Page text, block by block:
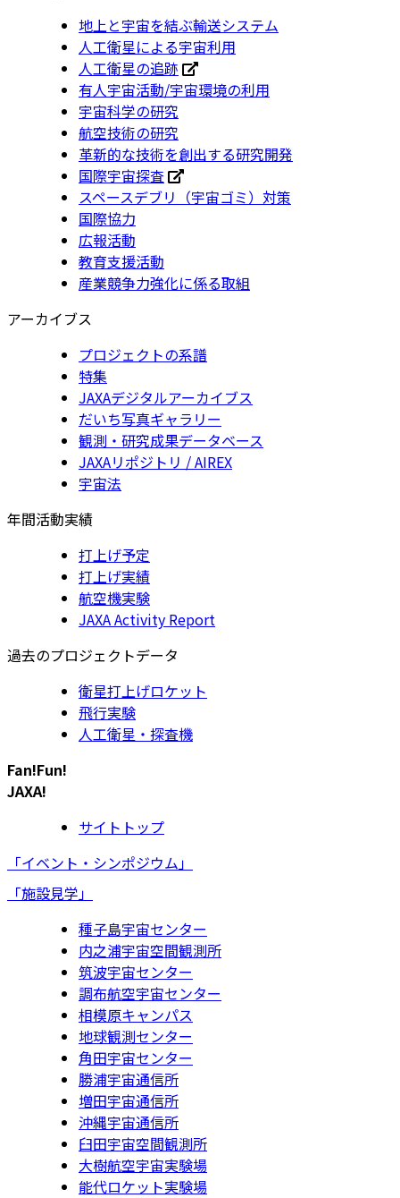
地上と宇宙を結ぶ輸送システム
人工衛星による宇宙利用
人工衛星の追跡
有人宇宙活動/宇宙環境の利用
宇宙科学の研究
航空技術の研究
革新的な技術を創出する研究開発
国際宇宙探査
スペースデブリ（宇宙ゴミ）対策
国際協力
広報活動
教育支援活動
産業競争力強化に係る取組
アーカイブス
プロジェクトの系譜
特集
JAXAデジタルアーカイブス
だいち写真ギャラリー
観測・研究成果データベース
JAXAリポジトリ / AIREX
宇宙法
年間活動実績
打上げ予定
打上げ実績
航空機実験
JAXA Activity Report
過去のプロジェクトデータ
衛星打上げロケット
飛行実験
人工衛星・探査機
Fan!Fun!
JAXA!
サイトトップ
「イベント・シンポジウム」
「施設見学」
種子島宇宙センター
内之浦宇宙空間観測所
筑波宇宙センター
調布航空宇宙センター
相模原キャンパス
地球観測センター
角田宇宙センター
勝浦宇宙通信所
増田宇宙通信所
沖縄宇宙通信所
臼田宇宙空間観測所
大樹航空宇宙実験場
能代ロケット実験場